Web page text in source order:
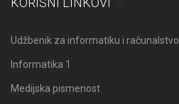
Udžbenik za informatiku i računalstvo
Informatika 1
Medijska pismenost